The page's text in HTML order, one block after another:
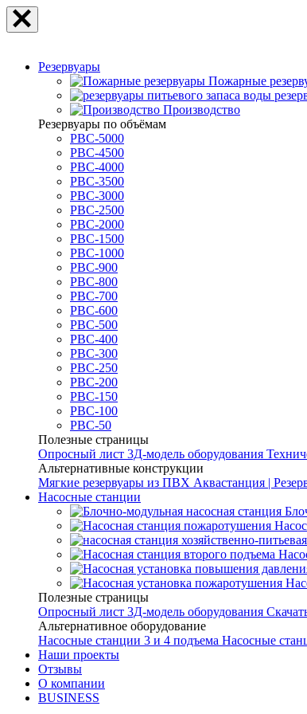
Резервуары
Пожарные
Производство
Резервуары по объёмам
РВС-5000
РВС-4500
РВС-4000
РВС-3500
РВС-3000
РВС-2500
РВС-2000
РВС-1500
РВС-1000
РВС-900
РВС-800
РВС-700
РВС-600
РВС-500
РВС-400
РВС-300
РВС-250
РВС-200
РВС-150
РВС-100
РВС-50
Полезные страницы
Опросный лист 3Д-модель оборудования
Альтернативные конструкции
Мягкие резервуары из ПВХ Аквастанция |
Насосные станции
Полезные страницы
Опросный лист 3Д-модель оборудования
Альтернативное оборудование
Насосные станции 3 и 4 подъема Насосные
Наши проекты
Отзывы
О компании
BUSINESS